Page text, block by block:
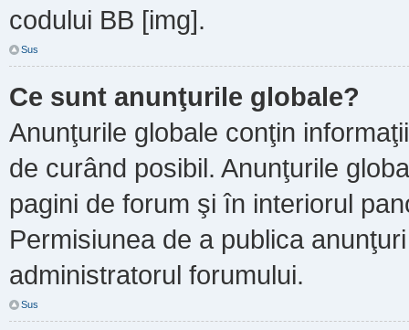
codului BB [img].
Sus
Ce sunt anunţurile globale?
Anunţurile globale conţin
de curând posibil. Anunţurile
pagini de forum şi în interiorul
Permisiunea de a publica
administratorul forumului.
Sus